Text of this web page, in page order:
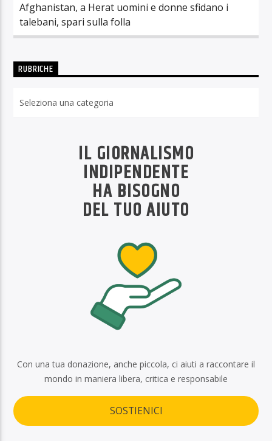
Afghanistan, a Herat uomini e donne sfidano i
talebani, spari sulla folla
RUBRICHE
IL GIORNALISMO
INDIPENDENTE
HA BISOGNO
DEL TUO AIUTO
Con una tua donazione, anche piccola, ci aiuti a raccontare il
mondo in maniera libera, critica e responsabile
SOSTIENICI